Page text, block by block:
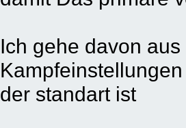
Ich gehe davon
der standart ist